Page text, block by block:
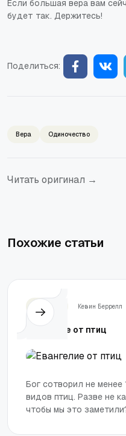
Если большая вера вам
будет так. Держитесь!
Поделиться:
Вера Одиночество
Читать оригинал →
Похожие статьи
Кевин Беррелл
Евангелие от птиц
Бог сотворил не менее
видов птиц. Разве не
чтобы мы это